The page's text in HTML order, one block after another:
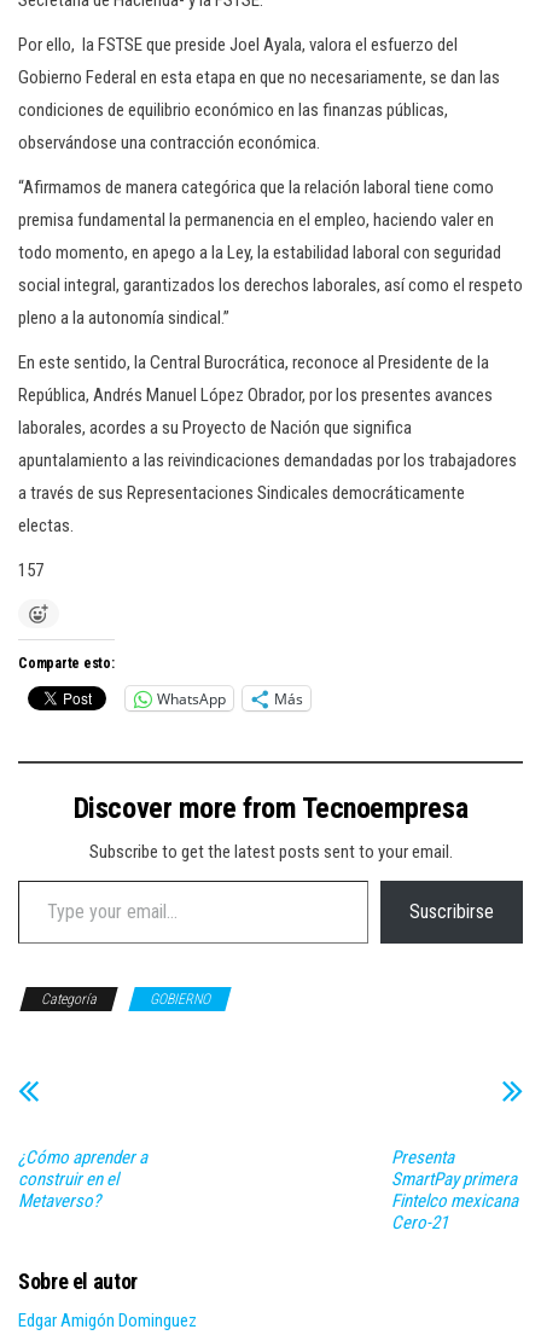
Por ello, la FSTSE que preside Joel Ayala, valora el esfuerzo del
Gobierno Federal en esta etapa en que no necesariamente, se dan las
condiciones de equilibrio económico en las finanzas públicas,
observándose una contracción económica.
“Afirmamos de manera categórica que la relación laboral tiene como
premisa fundamental la permanencia en el empleo, haciendo valer en
todo momento, en apego a la Ley, la estabilidad laboral con seguridad
social integral, garantizados los derechos laborales, así como el respeto
pleno a la autonomía sindical.”
En este sentido, la Central Burocrática, reconoce al Presidente de la
República, Andrés Manuel López Obrador, por los presentes avances
laborales, acordes a su Proyecto de Nación que significa
apuntalamiento a las reivindicaciones demandadas por los trabajadores
a través de sus Representaciones Sindicales democráticamente
electas.
157
Comparte esto:
WhatsApp Más
Discover more from Tecnoempresa
Subscribe to get the latest posts sent to your email.
Type your email…
Suscribirse
Categoría GOBIERNO
¿Cómo aprender a
construir en el
Metaverso?
Presenta
SmartPay primera
Fintelco mexicana
Cero-21
Sobre el autor
Edgar Amigón Dominguez